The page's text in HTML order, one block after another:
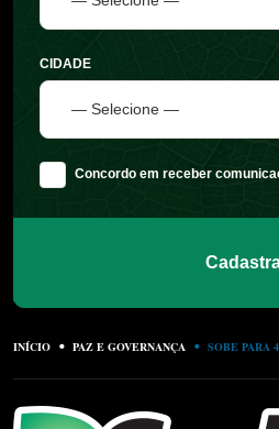
CIDADE
Concordo em receber
INÍCIO PAZ E GOVERNANÇA SOBE PARA